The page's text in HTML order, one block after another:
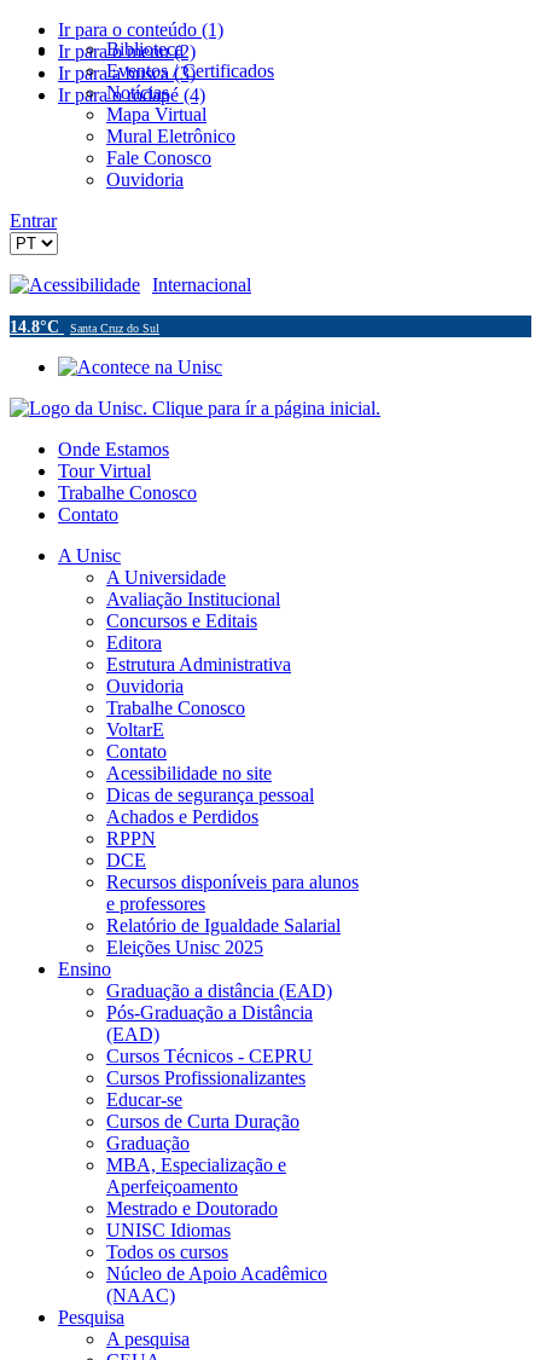
Ir para o conteúdo (1)
Ir para o menu (2)
Ir para a busca (3)
Ir para o rodapé (4)
Biblioteca
Eventos / Certificados
Notícias
Mapa Virtual
Mural Eletrônico
Fale Conosco
Ouvidoria
Entrar
Acessibilidade Internacional
14.8°C Santa Cruz do Sul
Onde Estamos
Tour Virtual
Trabalhe Conosco
Contato
A Unisc
A Universidade
Avaliação Institucional
Concursos e Editais
Editora
Estrutura Administrativa
Ouvidoria
Trabalhe Conosco
VoltarE
Contato
Acessibilidade no site
Dicas de segurança pessoal
Achados e Perdidos
RPPN
DCE
Recursos disponíveis para alunos
e professores
Relatório de Igualdade Salarial
Eleições Unisc 2025
Ensino
Graduação a distância (EAD)
Pós-Graduação a Distância
(EAD)
Cursos Técnicos - CEPRU
Cursos Profissionalizantes
Educar-se
Cursos de Curta Duração
Graduação
MBA, Especialização e
Aperfeiçoamento
Mestrado e Doutorado
UNISC Idiomas
Todos os cursos
Núcleo de Apoio Acadêmico
(NAAC)
Pesquisa
A pesquisa